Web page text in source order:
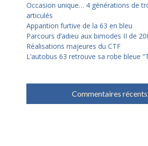
Occasion unique… 4 générations de
articulés
Apparition furtive de la 63 en bleu
Parcours d’adieu aux bimodes II de
Réalisations majeures du CTF
L’autobus 63 retrouve sa robe bleue
Commentaires récents